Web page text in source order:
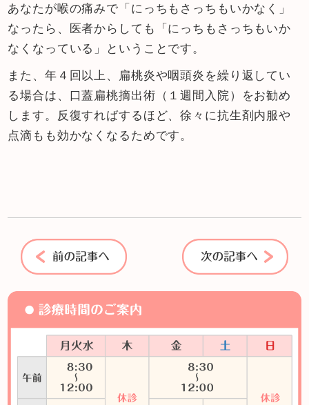
あなたが喉の痛みで「にっちもさっちもいかなく」
なったら、医者からしても「にっちもさっちもいか
なくなっている」ということです。
また、年４回以上、扁桃炎や咽頭炎を繰り返してい
る場合は、口蓋扁桃摘出術（１週間入院）をお勧め
します。反復すればするほど、徐々に抗生剤内服や
点滴もも効かなくなるためです。